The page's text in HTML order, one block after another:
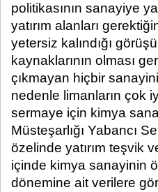
politikasının sanayiye
yatırım alanları
yetersiz kalındığı
kaynaklarının olması
çıkmayan hiçbir
nedenle limanların çok
sermaye için kimya
Müsteşarlığı Yabancı
özelinde yatırım teşvik
içinde kimya sanayinin
dönemine ait verilere